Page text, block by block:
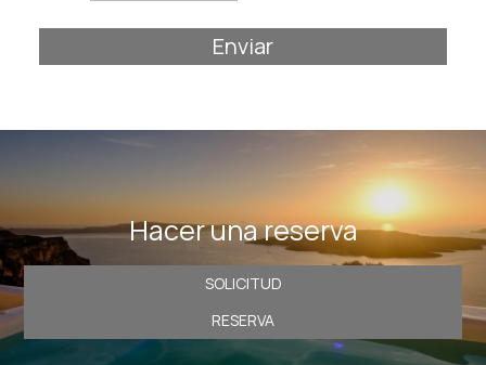
Enviar
Hacer una reserva
SOLICITUD
RESERVA